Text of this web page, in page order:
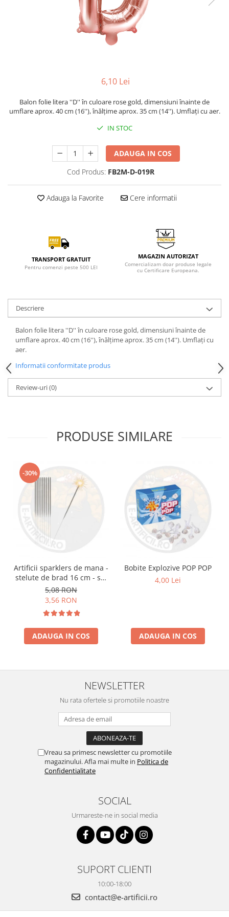
6,10 Lei
Balon folie litera ''D'' în culoare rose gold, dimensiuni înainte de
umflare aprox. 40 cm (16''), înălțime aprox. 35 cm (14''). Umflați cu aer.
IN STOC
ADAUGA IN COS
Cod Produs: FB2M-D-019R
Adauga la Favorite Cere informatii
TRANSPORT GRATUIT
Pentru comenzi peste 500 LEI
MAGAZIN AUTORIZAT
Comercializam doar produse legale
cu Certificare Europeana.
Descriere
Balon folie litera ''D'' în culoare rose gold, dimensiuni înainte de
umflare aprox. 40 cm (16''), înălțime aprox. 35 cm (14''). Umflați cu
aer.
Informatii conformitate produs
Review-uri(0)
PRODUSE SIMILARE
-30%
Artificii sparklers de mana -
stelute de brad 16 cm - set
10 buc
5,08 RON
3,56 RON
ADAUGA IN COS
Bobite Explozive POP POP
4,00 Lei
ADAUGA IN COS
NEWSLETTER
Nu rata ofertele si promotiile noastre
Vreau sa primesc newsletter cu promotiile
magazinului. Afla mai multe in Politica de
Confidentialitate
SOCIAL
Urmareste-ne in social media
SUPORT CLIENTI
10:00-18:00
contact@e-artificii.ro